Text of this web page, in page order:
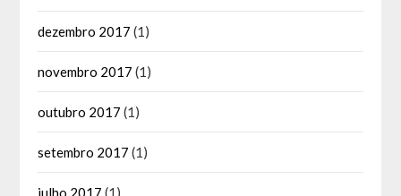
dezembro 2017 (1)
novembro 2017 (1)
outubro 2017 (1)
setembro 2017 (1)
julho 2017 (1)